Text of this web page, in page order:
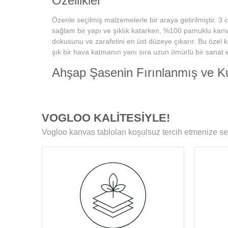
Özenle seçilmiş malzemelerle bir araya getirilmiştir. 3
sağlam bir yapı ve şıklık katarken, %100 pamuklu
dokusunu ve zarafetini en üst düzeye çıkarır. Bu özel
şık bir hava katmanın yanı sıra uzun ömürlü bir sanat
Ahşap Şasenin Fırınlanmış ve
boyunca ilk günkü formunu korur.
Yüksek Çözünürlüklü
ömür boyu solmama garantisi sunar. Ayrıca, baskı
koruyucu ile tablolar, canlılıklarını her zaman korur ve
Kenar Baskısıyla Tablolarımızın
Resmin dokusu ve renklerinin zarif bir şekilde devam
Bu detay, tablolarımızı ek çerçeve ihtiyacı olmadan
VOGLOO KALİTESİYLE!
Vogloo kanvas tabloları koşulsuz tercih etmenize